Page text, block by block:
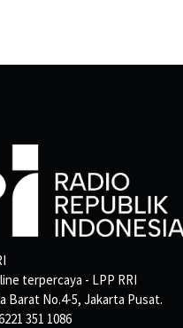
terpercaya - LPP RRI
Barat No.4-5, Jakarta Pusat.
351 1086